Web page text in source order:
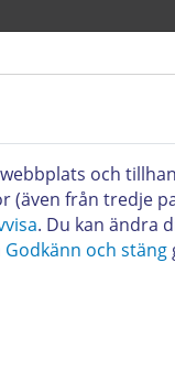
eller frågor
Så
och
(även från tredje
. Du kan ändra
Godkänn och stäng